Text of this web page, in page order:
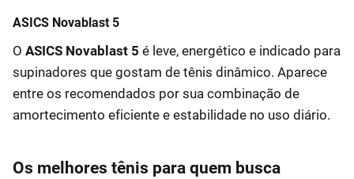
ASICS Novablast 5
O ASICS Novablast 5 é leve, energético e indicado para
supinadores que gostam de tênis dinâmico. Aparece
entre os recomendados por sua combinação de
amortecimento eficiente e estabilidade no uso diário.
Os melhores tênis para quem busca